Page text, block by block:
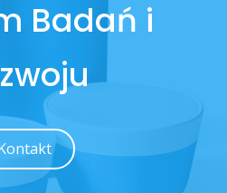
Badań i